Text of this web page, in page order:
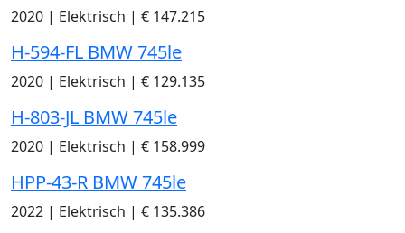
2020 | Elektrisch | € 147.215
H-594-FL BMW 745le
2020 | Elektrisch | € 129.135
H-803-JL BMW 745le
2020 | Elektrisch | € 158.999
HPP-43-R BMW 745le
2022 | Elektrisch | € 135.386